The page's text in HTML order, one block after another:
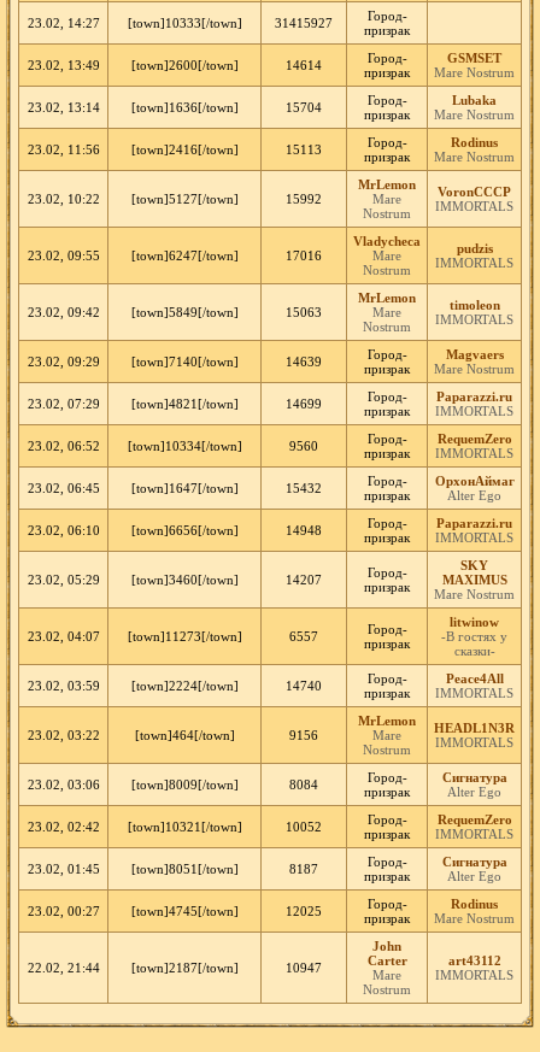
23.02, 14:27 [town]10333[/town] 31415927
Город-
призрак
23.02, 13:49 [town]2600[/town] 14614
Город-
призрак
GSMSET
Mare Nostrum
23.02, 13:14 [town]1636[/town] 15704
Город-
призрак
Lubaka
Mare Nostrum
23.02, 11:56 [town]2416[/town] 15113
Город-
призрак
Rodinus
Mare Nostrum
23.02, 10:22 [town]5127[/town] 15992
MrLemon
Mare
Nostrum
VoronCCCP
IMMORTALS
23.02, 09:55 [town]6247[/town] 17016
Vladycheca
Mare
Nostrum
pudzis
IMMORTALS
23.02, 09:42 [town]5849[/town] 15063
MrLemon
Mare
Nostrum
timoleon
IMMORTALS
23.02, 09:29 [town]7140[/town] 14639
Город-
призрак
Magvaers
Mare Nostrum
23.02, 07:29 [town]4821[/town] 14699
Город-
призрак
Paparazzi.ru
IMMORTALS
23.02, 06:52 [town]10334[/town] 9560
Город-
призрак
RequemZero
IMMORTALS
23.02, 06:45 [town]1647[/town] 15432
Город-
призрак
ОрхонАймаг
Alter Ego
23.02, 06:10 [town]6656[/town] 14948
Город-
призрак
Paparazzi.ru
IMMORTALS
23.02, 05:29 [town]3460[/town] 14207
Город-
призрак
SKY
MAXIMUS
Mare Nostrum
23.02, 04:07 [town]11273[/town] 6557
Город-
призрак
litwinow
-В гостях у
сказки-
23.02, 03:59 [town]2224[/town] 14740
Город-
призрак
Peace4All
IMMORTALS
23.02, 03:22 [town]464[/town] 9156
MrLemon
Mare
Nostrum
HEADL1N3R
IMMORTALS
23.02, 03:06 [town]8009[/town] 8084
Город-
призрак
Сигнатура
Alter Ego
23.02, 02:42 [town]10321[/town] 10052
Город-
призрак
RequemZero
IMMORTALS
23.02, 01:45 [town]8051[/town] 8187
Город-
призрак
Сигнатура
Alter Ego
23.02, 00:27 [town]4745[/town] 12025
Город-
призрак
Rodinus
Mare Nostrum
22.02, 21:44 [town]2187[/town] 10947
John
Carter
Mare
Nostrum
art43112
IMMORTALS